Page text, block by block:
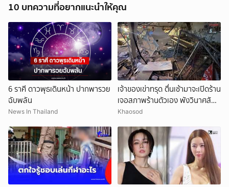
10 บทความที่อยากแนะนำให้คุณ
6 ราศี ดาวพุธเดินหน้า ปากพารวย
ฉับพลัน
News In Thailand
เจ้าของเข่าทรุด ตื่นเช้ามาจะเปิดร้าน
เจอสภาพร้านตัวเอง พังวินาศสัน
ตะโร เสียหายนับล้าน
Khaosod